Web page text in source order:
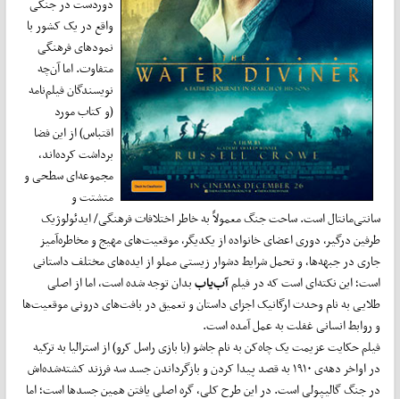
واقع در یک کشور با
نمودهای فرهنگی
متفاوت. اما آن‌چه
نویسندگان فیلم‌نامه
(و کتاب مورد
اقتباس) از این فضا
برداشت کرده‌اند،
مجموعه‌ای سطحی و
متشتت و
سانتی‌مانتال است. ساحت جنگ معمولاً به خاطر اختلافات فرهنگی/ ایدئولوژیک
طرفین درگیر، دوری اعضای خانواده از یکدیگر، موقعیت‌های مهیج و مخاطره‌آمیز
جاری در جبهه‌ها، و تحمل شرایط دشوار زیستی مملو از ایده‌های مختلف داستانی
است؛ این نکته‌ای است که در فیلمآب‌یاببدان توجه شده است، اما از اصلی
طلایی به نام وحدت ارگانیک اجزای داستان و تعمیق در بافت‌های درونی موقعیت‌ها
و روابط انسانی غفلت به عمل آمده است.
فیلم حکایت عزیمت یک چاه‌کن به نام جاشو (با بازی راسل کرو) از استرالیا به ترکیه
در اواخر دهه‌ی ۱۹۱۰ به قصد پیدا کردن و بازگرداندن جسد سه فرزند کشته‌شده‌اش
در جنگ گالیپولی است. در این طرح کلی، گره اصلی یافتن همین جسد‌ها است؛ اما